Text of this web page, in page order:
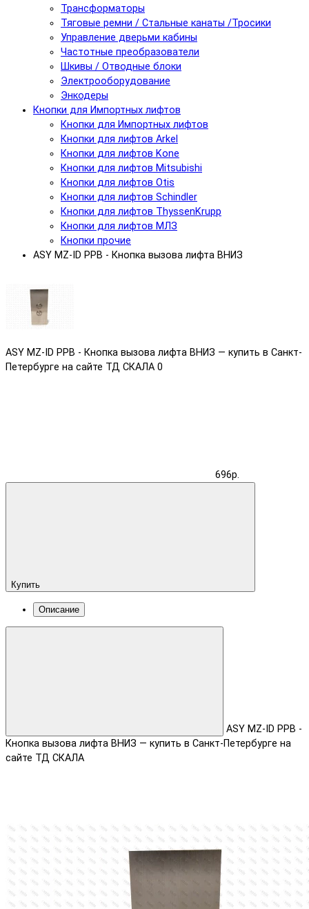
Трансформаторы
Тяговые ремни / Стальные канаты /Тросики
Управление дверьми кабины
Частотные преобразователи
Шкивы / Отводные блоки
Электрооборудование
Энкодеры
Кнопки для Импортных лифтов
Кнопки для Импортных лифтов
Кнопки для лифтов Arkel
Кнопки для лифтов Kone
Кнопки для лифтов Mitsubishi
Кнопки для лифтов Otis
Кнопки для лифтов Schindler
Кнопки для лифтов ThyssenKrupp
Кнопки для лифтов МЛЗ
Кнопки прочие
ASY MZ-ID РРВ - Кнопка вызова лифта ВНИЗ
ASY MZ-ID РРВ - Кнопка вызова лифта ВНИЗ — купить в Санкт-
Петербурге на сайте ТД СКАЛА 0
696р.
Купить
Описание
ASY MZ-ID РРВ -
Кнопка вызова лифта ВНИЗ — купить в Санкт-Петербурге на
сайте ТД СКАЛА